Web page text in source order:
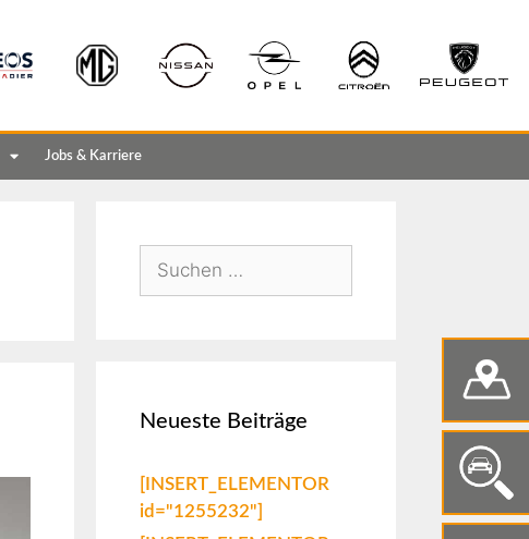
Jobs & Karriere
Neueste Beiträge
[INSERT_ELEMENTOR
id="1255232"]